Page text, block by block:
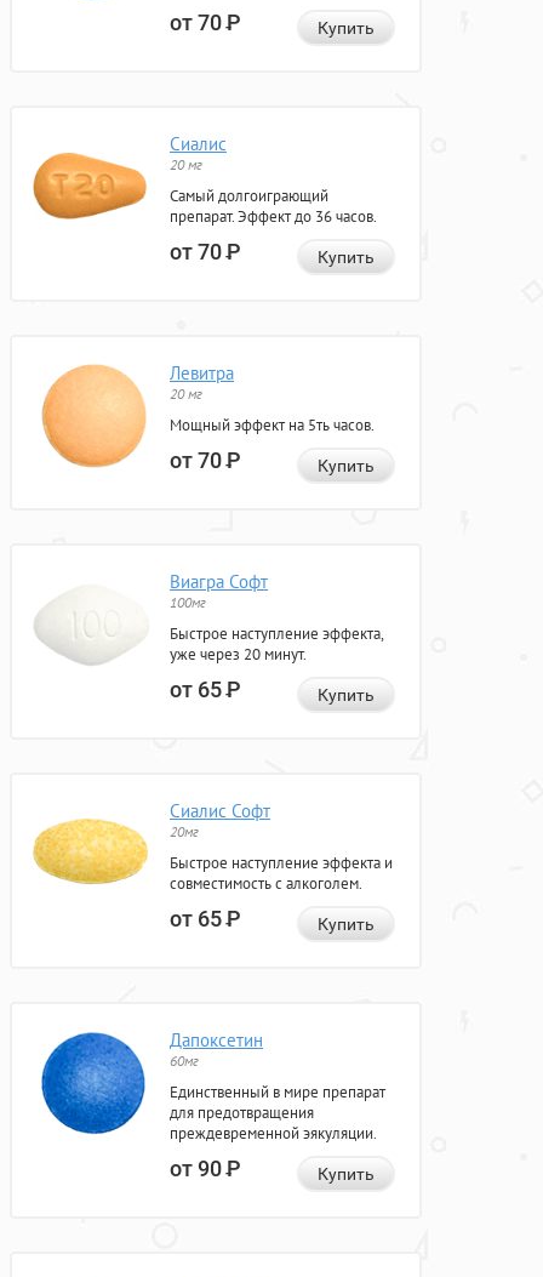
от 70Р Купить
Сиалис
20 мг
Самый долгоиграющий
препарат. Эффект до 36 часов.
от 70Р Купить
Левитра
20 мг
Мощный эффект на 5ть часов.
от 70Р Купить
Виагра Софт
100мг
Быстрое наступление эффекта,
уже через 20 минут.
от 65Р Купить
Сиалис Софт
20мг
Быстрое наступление эффекта и
совместимость с алкоголем.
от 65Р Купить
Дапоксетин
60мг
Единственный в мире препарат
для предотвращения
преждевременной эякуляции.
от 90Р Купить